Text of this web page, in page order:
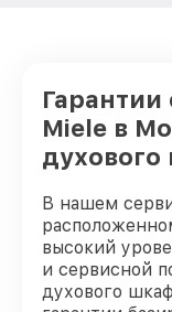
Гарантии
Miele в
духового
В нашем
высокий
и сервисной
духового